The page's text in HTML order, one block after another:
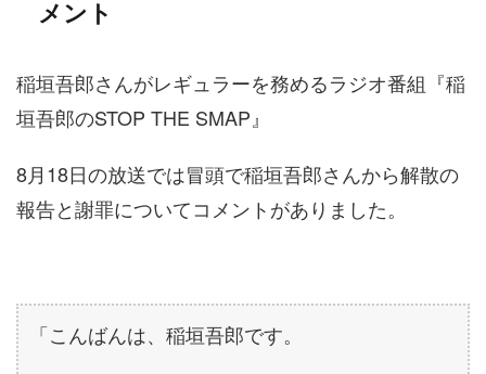
メント
稲垣吾郎さんがレギュラーを務めるラジオ番組『稲
垣吾郎のSTOP THE SMAP』
8月18日の放送では冒頭で稲垣吾郎さんから解散の
報告と謝罪についてコメントがありました。
「こんばんは、稲垣吾郎です。